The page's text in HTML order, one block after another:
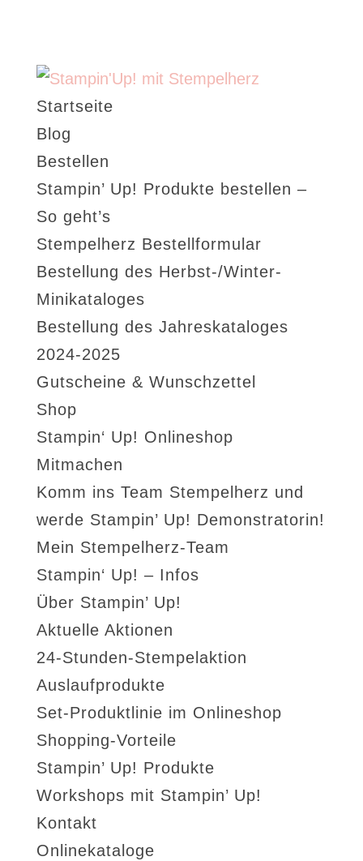
Startseite
Blog
Bestellen
Stampin’ Up! Produkte bestellen –
So geht’s
Stempelherz Bestellformular
Bestellung des Herbst-/Winter-
Minikataloges
Bestellung des Jahreskataloges
2024-2025
Gutscheine & Wunschzettel
Shop
Stampin‘ Up! Onlineshop
Mitmachen
Komm ins Team Stempelherz und
werde Stampin’ Up! Demonstratorin!
Mein Stempelherz-Team
Stampin‘ Up! – Infos
Über Stampin’ Up!
Aktuelle Aktionen
24-Stunden-Stempelaktion
Auslaufprodukte
Set-Produktlinie im Onlineshop
Shopping-Vorteile
Stampin’ Up! Produkte
Workshops mit Stampin’ Up!
Kontakt
Onlinekataloge